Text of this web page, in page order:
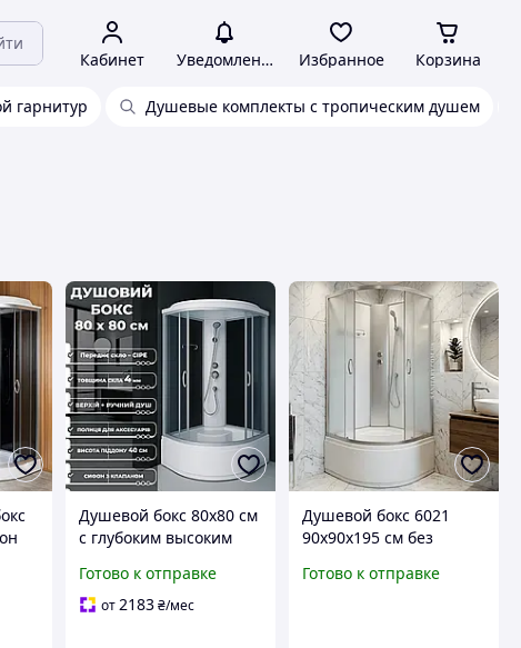
Кабинет Уведомления Избранное Корзина
гарнитур Душевые комплекты с тропическим душем
Душевой бокс 80х80 см
с глубоким высоким
40 см сиденьем
тонированное стекло
Готово к отправке
от2183 ₴/мес
Душевой бокс 6021
90x90х195 см без
кабина с задними
Готово к отправке